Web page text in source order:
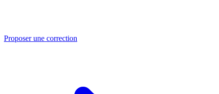
Proposer une correction